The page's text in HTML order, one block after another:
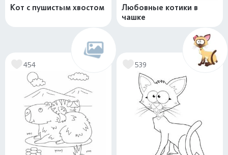
Кот с пушистым хвостом
Любовные котики в
чашке
454 539